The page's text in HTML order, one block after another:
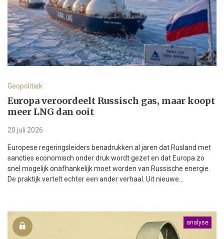
Geopolitiek
Europa veroordeelt Russisch gas, maar koopt
meer LNG dan ooit
20 juli 2026
Europese regeringsleiders benadrukken al jaren dat Rusland met
sancties economisch onder druk wordt gezet en dat Europa zo
snel mogelijk onafhankelijk moet worden van Russische energie.
De praktijk vertelt echter een ander verhaal. Uit nieuwe...
analyse